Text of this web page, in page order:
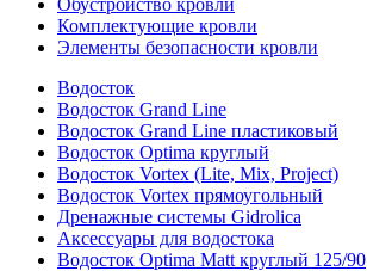
Обустройство кровли
Комплектующие кровли
Элементы безопасности кровли
Водосток
Водосток Grand Line
Водосток Grand Line пластиковый
Водосток Optima круглый
Водосток Vortex (Lite, Mix, Project)
Водосток Vortex прямоугольный
Дренажные системы Gidrolica
Аксессуары для водостока
Водосток Optima Matt круглый 125/90